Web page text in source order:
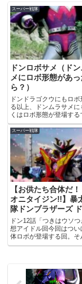
スーパー戦隊
ドンロボサメ（ド
メにロボ形態があっ
ら？）
ドンドラゴクウにもロボ
る以上、ドンムラサメに
くはロボ形態が登場する
う。そう。それが、ドン
だ！！…いやまぁ、「ビ
カブタック」のシャーク
にドンムラサメの顔乗
なんですけど。さすがに
ャ...
スーパー戦隊
【お供たち合体だ
オニタイジン!!】暴
隊ドンブラザーズ
話
ドン12話「つきはウソ
想アイドル回今回はつい
体ロボが登場する回。そ
すが、別に合体ロボで戦
ンブラらしさ。普通の戦
ば、アイドル回ならは